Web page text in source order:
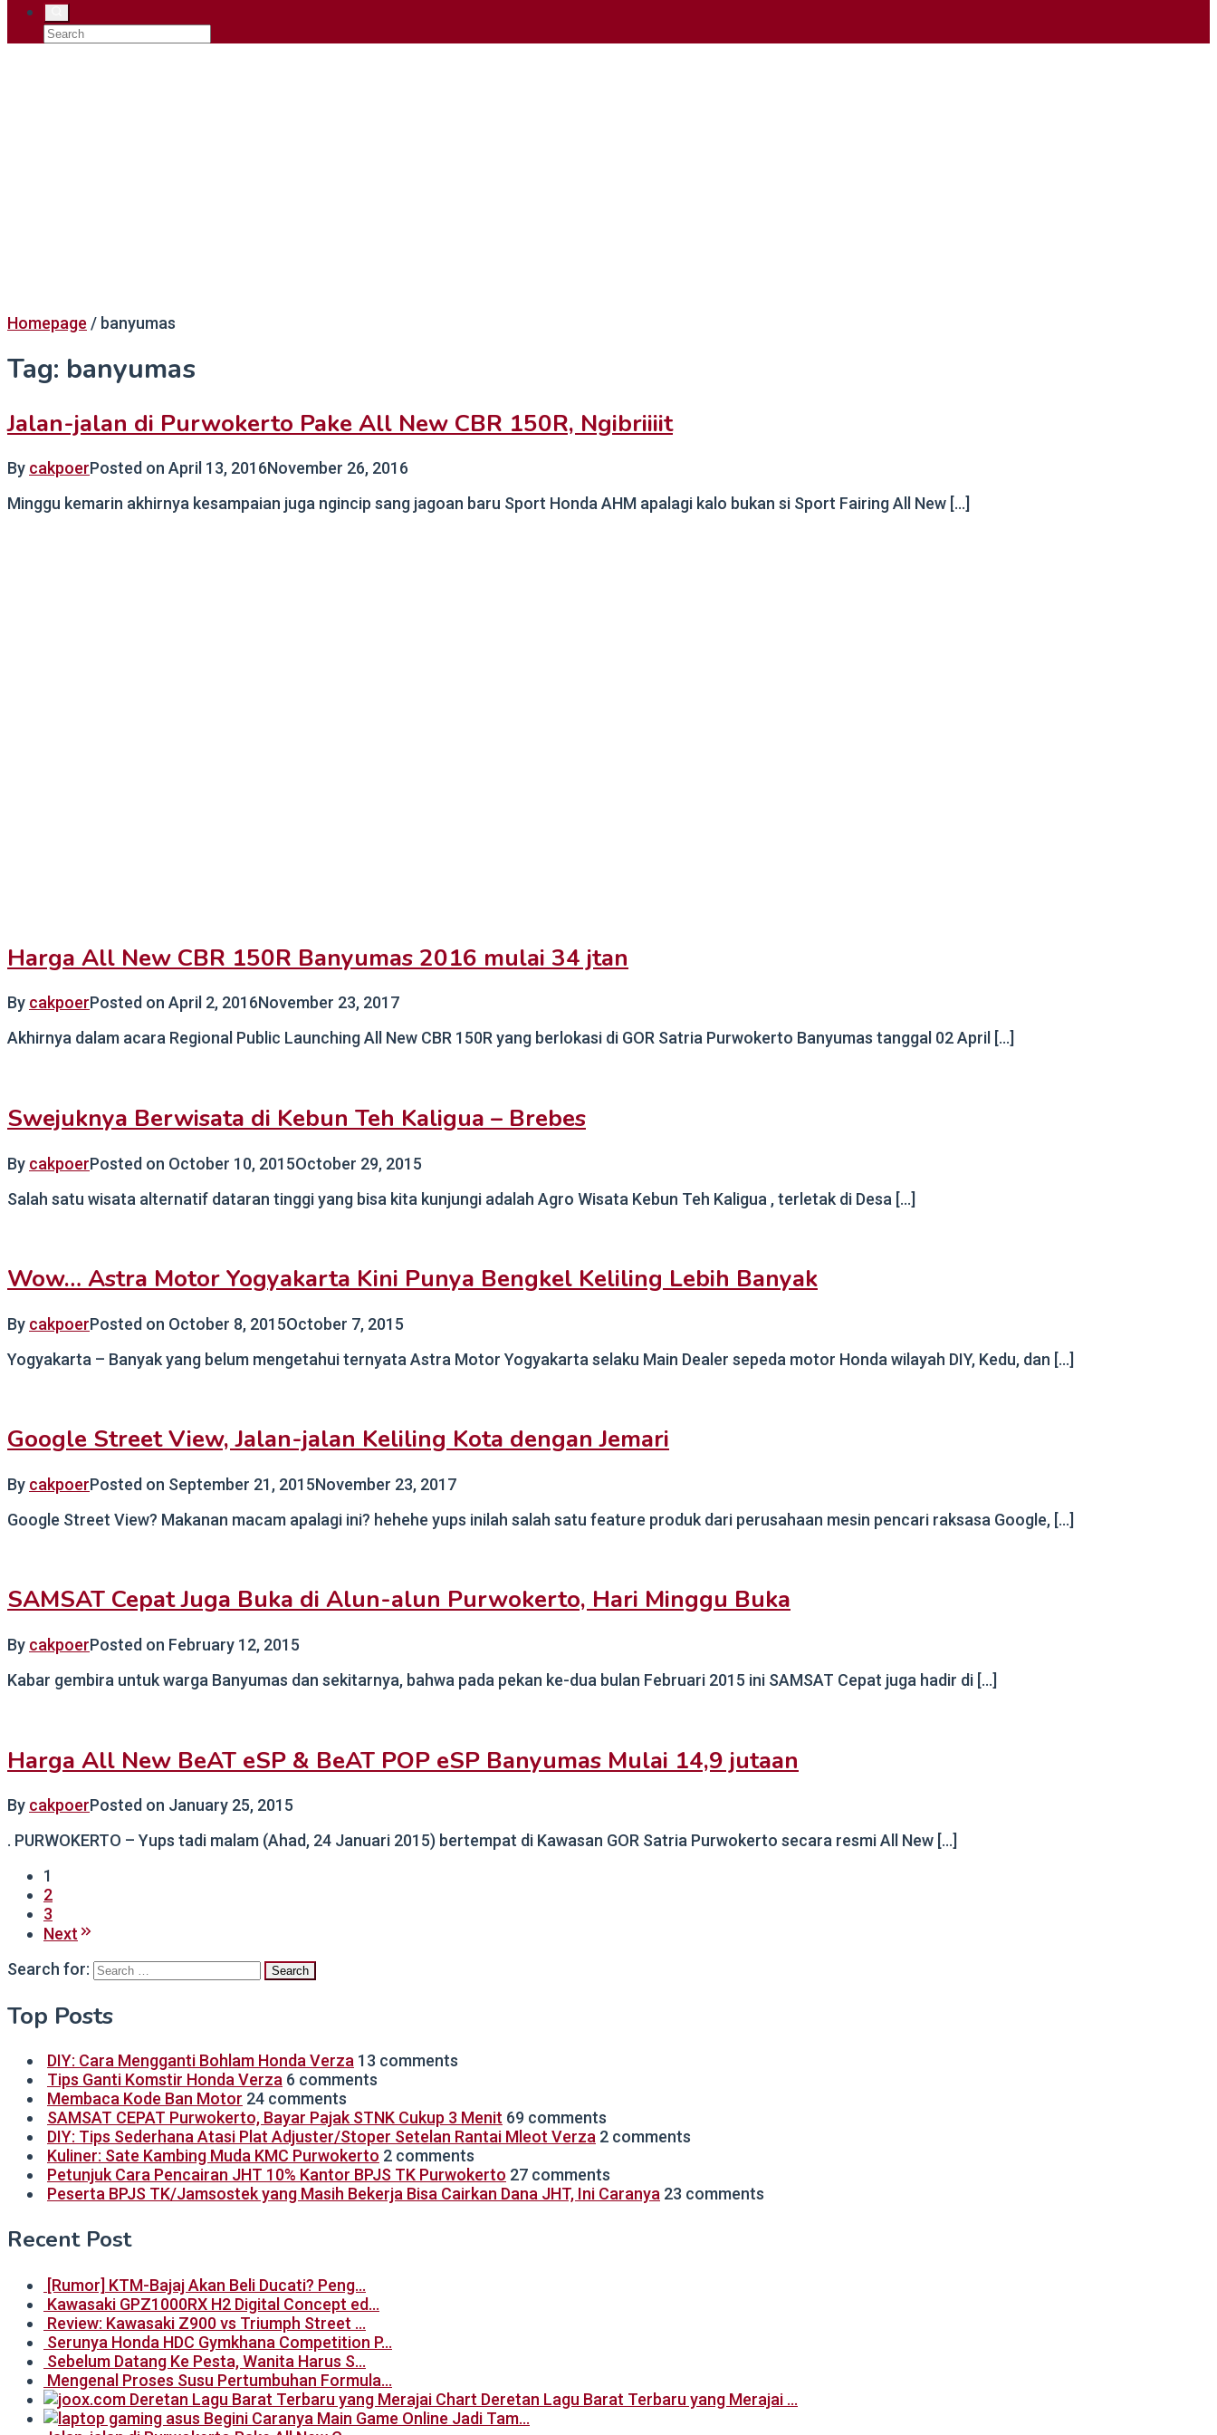
Homepage / banyumas
Tag: banyumas
Jalan-jalan di Purwokerto Pake All New CBR 150R, Ngibriiiit
By cakpoerPosted on April 13, 2016November 26, 2016
Minggu kemarin akhirnya kesampaian juga ngincip sang jagoan baru Sport Honda AHM apalagi kalo bukan si Sport Fairing All New […]
Harga All New CBR 150R Banyumas 2016 mulai 34 jtan
By cakpoerPosted on April 2, 2016November 23, 2017
Akhirnya dalam acara Regional Public Launching All New CBR 150R yang berlokasi di GOR Satria Purwokerto Banyumas tanggal 02 April […]
Swejuknya Berwisata di Kebun Teh Kaligua – Brebes
By cakpoerPosted on October 10, 2015October 29, 2015
Salah satu wisata alternatif dataran tinggi yang bisa kita kunjungi adalah Agro Wisata Kebun Teh Kaligua , terletak di Desa […]
Wow… Astra Motor Yogyakarta Kini Punya Bengkel Keliling Lebih Banyak
By cakpoerPosted on October 8, 2015October 7, 2015
Yogyakarta – Banyak yang belum mengetahui ternyata Astra Motor Yogyakarta selaku Main Dealer sepeda motor Honda wilayah DIY, Kedu, dan […]
Google Street View, Jalan-jalan Keliling Kota dengan Jemari
By cakpoerPosted on September 21, 2015November 23, 2017
Google Street View? Makanan macam apalagi ini? hehehe yups inilah salah satu feature produk dari perusahaan mesin pencari raksasa Google, […]
SAMSAT Cepat Juga Buka di Alun-alun Purwokerto, Hari Minggu Buka
By cakpoerPosted on February 12, 2015
Kabar gembira untuk warga Banyumas dan sekitarnya, bahwa pada pekan ke-dua bulan Februari 2015 ini SAMSAT Cepat juga hadir di […]
Harga All New BeAT eSP & BeAT POP eSP Banyumas Mulai 14,9 jutaan
By cakpoerPosted on January 25, 2015
. PURWOKERTO – Yups tadi malam (Ahad, 24 Januari 2015) bertempat di Kawasan GOR Satria Purwokerto secara resmi All New […]
1
2
3
Next
Search for:
Top Posts
DIY: Cara Mengganti Bohlam Honda Verza 13 comments
Tips Ganti Komstir Honda Verza 6 comments
Membaca Kode Ban Motor 24 comments
SAMSAT CEPAT Purwokerto, Bayar Pajak STNK Cukup 3 Menit 69 comments
DIY: Tips Sederhana Atasi Plat Adjuster/Stoper Setelan Rantai Mleot Verza 2 comments
Kuliner: Sate Kambing Muda KMC Purwokerto 2 comments
Petunjuk Cara Pencairan JHT 10% Kantor BPJS TK Purwokerto 27 comments
Peserta BPJS TK/Jamsostek yang Masih Bekerja Bisa Cairkan Dana JHT, Ini Caranya 23 comments
Recent Post
[Rumor] KTM-Bajaj Akan Beli Ducati? Peng…
Kawasaki GPZ1000RX H2 Digital Concept ed…
Review: Kawasaki Z900 vs Triumph Street …
Serunya Honda HDC Gymkhana Competition P…
Sebelum Datang Ke Pesta, Wanita Harus S…
Mengenal Proses Susu Pertumbuhan Formula…
Deretan Lagu Barat Terbaru yang Merajai …
Begini Caranya Main Game Online Jadi Tam…